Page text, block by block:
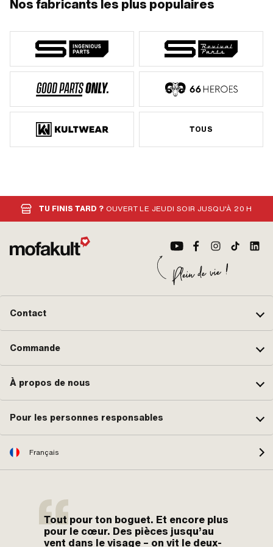
Nos fabricants les plus populaires
TOUS
TU FINIS TARD ? OUVERT LE JEUDI SOIR JUSQU'À 20 H
Contact
Commande
À propos de nous
Pour les personnes responsables
Français
Tout pour ton boguet. Et encore plus
pour le cœur. Des pièces jusqu’au
vent dans le visage – on vit le deux-